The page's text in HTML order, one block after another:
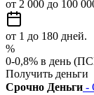
от 2 000 до 100
от 1 до 180 дней.
%
0-0,8% в день
Получить деньги
Срочно Деньги -